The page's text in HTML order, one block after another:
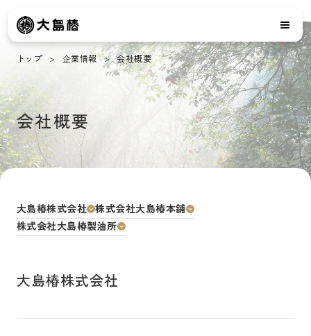
トップ 企業情報 会社概要
会社概要
大島椿株式会社 株式会社大島椿本舗
株式会社大島椿製油所
大島椿株式会社